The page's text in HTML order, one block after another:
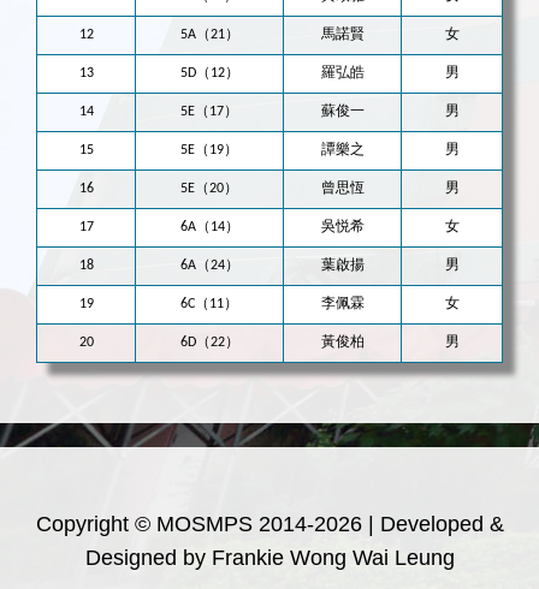
12 5A（21） 馬諾賢 女
13 5D（12） 羅弘皓 男
14 5E（17） 蘇俊一 男
15 5E（19） 譚樂之 男
16 5E（20） 曾思恆 男
17 6A（14） 吳悦希 女
18 6A（24） 葉啟揚 男
19 6C（11） 李佩霖 女
20 6D（22） 黃俊柏 男
Copyright © MOSMPS 2014-2026 | Developed &
Designed by Frankie Wong Wai Leung